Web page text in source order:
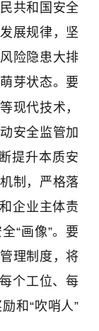
共和国安全
展规律，坚
险隐患大排
芽状态。要
等现代技术，
安全监管加
提升本质安
制，严格落
企业主体责
“画像”。要
理制度，将
个工位、每
和“吹哨人”